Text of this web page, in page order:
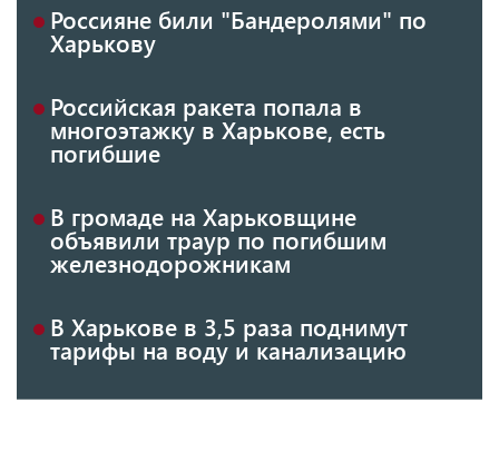
Россияне били "Бандеролями" по
Харькову
Российская ракета попала в
многоэтажку в Харькове, есть
погибшие
В громаде на Харьковщине
объявили траур по погибшим
железнодорожникам
В Харькове в 3,5 раза поднимут
тарифы на воду и канализацию